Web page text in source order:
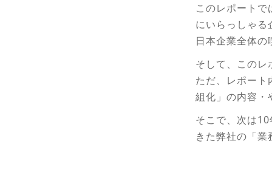
このレポート
にいらっしゃる
日本企業全体
そして、このレ
ただ、レポート
組化」の内容・
そこで、次は
きた弊社の「